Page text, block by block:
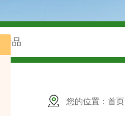
您的位置： 首页